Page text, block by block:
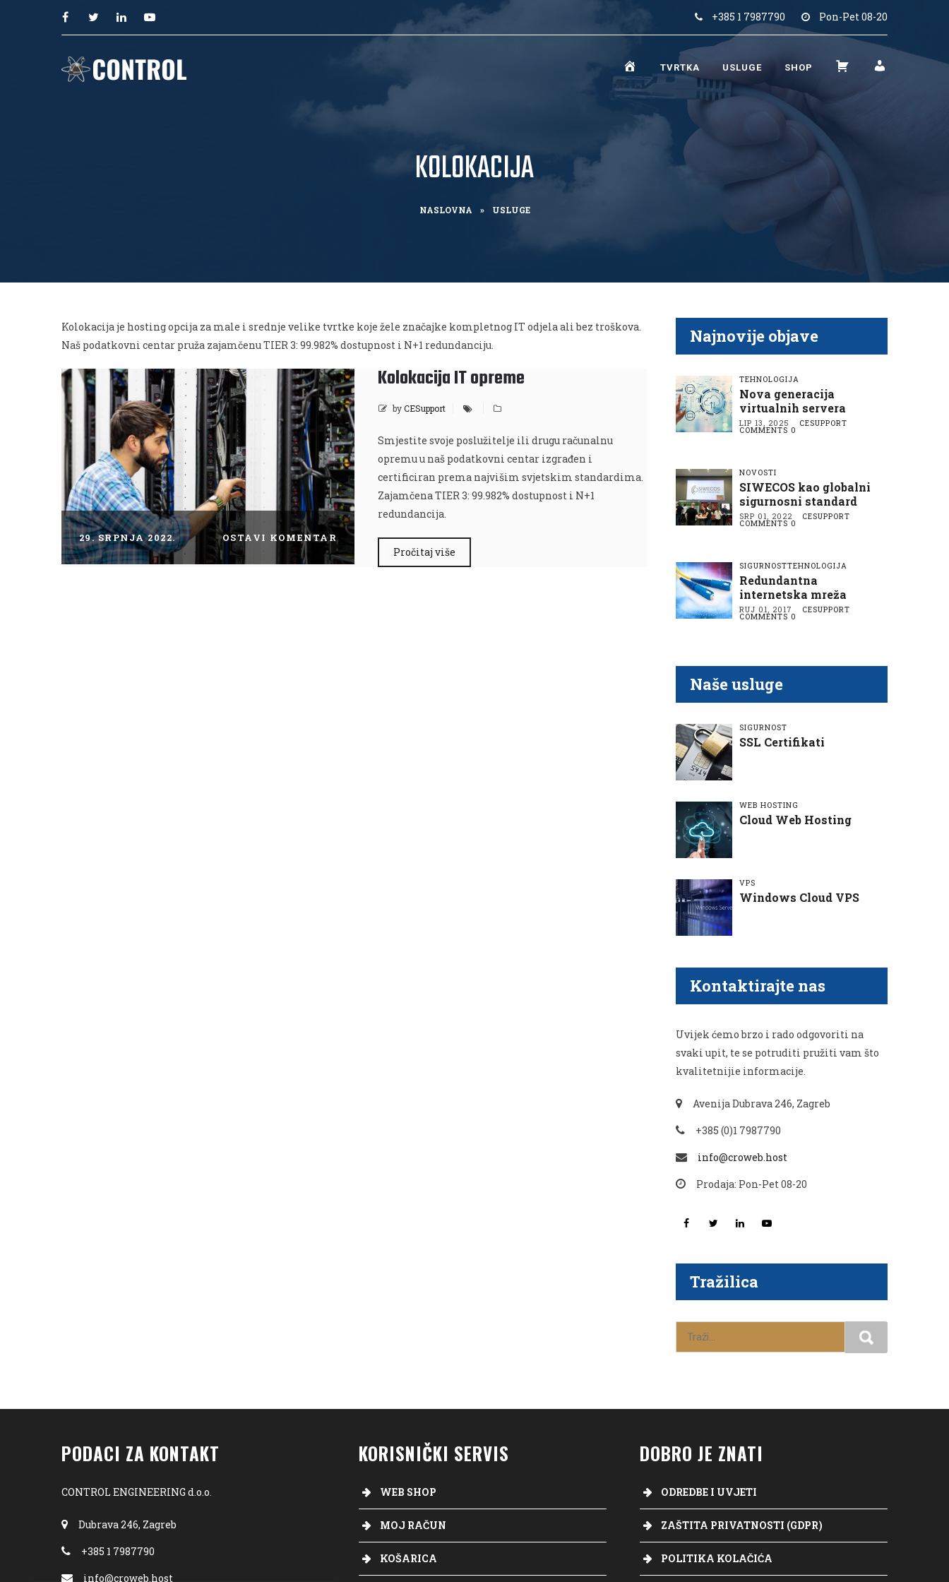
+385 1 7987790 Pon-Pet 08-20
A
TVRTKA USLUGE SHOP
KOLOKACIJA
NASLOVNA » USLUGE
Kolokacija je hosting opcija za male i srednje velike tvrtke koje žele značajke kompletnog IT odjela ali bez troškova.
Naš podatkovni centar pruža zajamčenu TIER 3: 99.982% dostupnost i N+1 redundanciju.
29. SRPNJA 2022. OSTAVI KOMENTAR
Kolokacija IT opreme
byCESupport
Smjestite svoje poslužitelje ili drugu računalnu
opremu u naš podatkovni centar izgrađen i
certificiran prema najvišim svjetskim standardima.
Zajamčena TIER 3: 99.982% dostupnost i N+1
redundancija.
Pročitaj više
Najnovije objave
TEHNOLOGIJA
Nova generacija
virtualnih servera
LIP 13, 2025 CESUPPORT
COMMENTS 0
NOVOSTI
SIWECOS kao globalni
sigurnosni standard
SRP 01, 2022 CESUPPORT
COMMENTS 0
SIGURNOSTTEHNOLOGIJA
Redundantna
internetska mreža
RUJ 01, 2017 CESUPPORT
COMMENTS 0
Naše usluge
SIGURNOST
SSL Certifikati
WEB HOSTING
Cloud Web Hosting
VPS
Windows Cloud VPS
Kontaktirajte nas
Uvijek ćemo brzo i rado odgovoriti na
svaki upit, te se potruditi pružiti vam što
kvalitetnijie informacije.
Avenija Dubrava 246, Zagreb
+385 (0)1 7987790
info@croweb.host
Prodaja: Pon-Pet 08-20
Tražilica
PODACI ZA KONTAKT
CONTROL ENGINEERING d.o.o.
Dubrava 246, Zagreb
+385 1 7987790
info@croweb.host
KORISNIČKI SERVIS
WEB SHOP
MOJ RAČUN
KOŠARICA
DOBRO JE ZNATI
ODREDBE I UVJETI
ZAŠTITA PRIVATNOSTI (GDPR)
POLITIKA KOLAČIĆA